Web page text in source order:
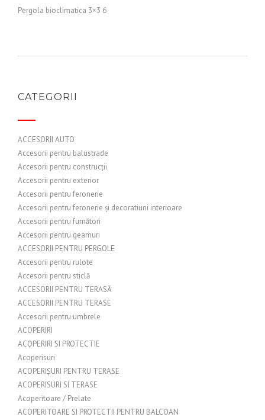
Pergola bioclimatica 3×3 6
CATEGORII
ACCESORII AUTO
Accesorii pentru balustrade
Accesorii pentru construcții
Accesorii pentru exterior
Accesorii pentru feronerie
Accesorii pentru feronerie și decoratiuni interioare
Accesorii pentru fumători
Accesorii pentru geamuri
ACCESORII PENTRU PERGOLE
Accesorii pentru rulote
Accesorii pentru sticlă
ACCESORII PENTRU TERASĂ
ACCESORII PENTRU TERASE
Accesorii pentru umbrele
ACOPERIRI
ACOPERIRI SI PROTECTIE
Acoperisuri
ACOPERIȘURI PENTRU TERASE
ACOPERISURI SI TERASE
Acoperitoare / Prelate
ACOPERITOARE SI PROTECTII PENTRU BALCOAN